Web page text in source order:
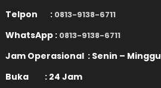
Telpon : 0813-9138-6711
WhatsApp : 0813-9138-6711
Jam Operasional : Senin – Minggu
Buka : 24 Jam